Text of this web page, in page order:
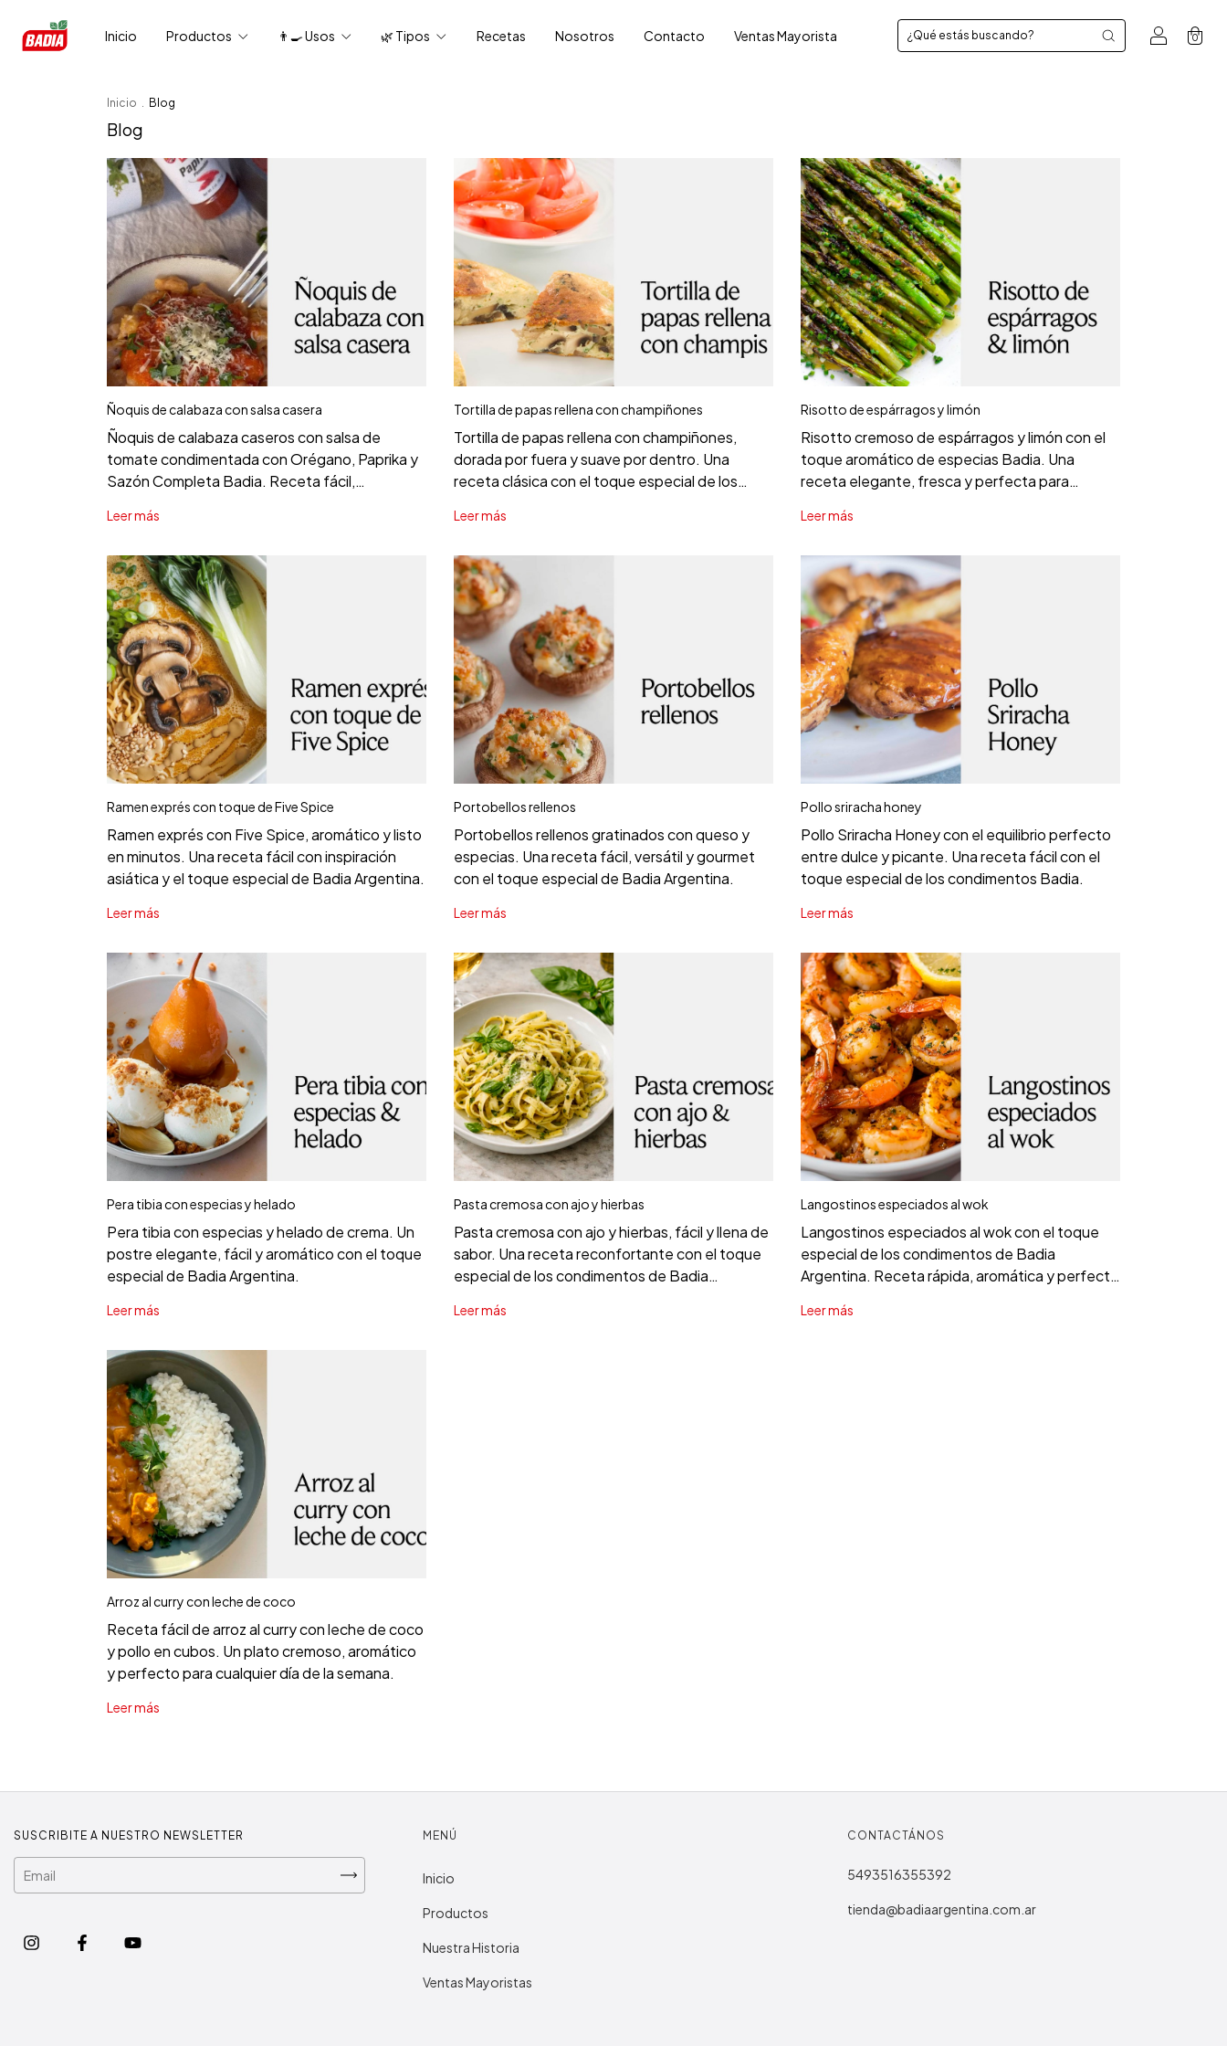
Inicio Productos 👨‍🍳 Usos 🌿 Tipos Recetas Nosotros Contacto Ventas Mayorista 0
Inicio Blog
Blog
Ñoquis de calabaza con salsa casera
Ñoquis de calabaza caseros con salsa de
tomate condimentada con Orégano, Paprika y
Sazón Completa Badia. Receta fácil,
Leer más
Tortilla de papas rellena con champiñones
Tortilla de papas rellena con champiñones,
dorada por fuera y suave por dentro. Una
receta clásica con el toque especial de los
Leer más
Risotto de espárragos y limón
Risotto cremoso de espárragos y limón con el
toque aromático de especias Badia. Una
receta elegante, fresca y perfecta para
Leer más
Ramen exprés con toque de Five Spice
Ramen exprés con Five Spice, aromático y listo
en minutos. Una receta fácil con inspiración
asiática y el toque especial de Badia Argentina.
Leer más
Portobellos rellenos
Portobellos rellenos gratinados con queso y
especias. Una receta fácil, versátil y gourmet
con el toque especial de Badia Argentina.
Leer más
Pollo sriracha honey
Pollo Sriracha Honey con el equilibrio perfecto
entre dulce y picante. Una receta fácil con el
toque especial de los condimentos Badia.
Leer más
Pera tibia con especias y helado
Pera tibia con especias y helado de crema. Un
postre elegante, fácil y aromático con el toque
especial de Badia Argentina.
Leer más
Pasta cremosa con ajo y hierbas
Pasta cremosa con ajo y hierbas, fácil y llena de
sabor. Una receta reconfortante con el toque
especial de los condimentos de Badia
Leer más
Langostinos especiados al wok
Langostinos especiados al wok con el toque
especial de los condimentos de Badia
Argentina. Receta rápida, aromática y perfecta
Leer más
Arroz al curry con leche de coco
Receta fácil de arroz al curry con leche de coco
y pollo en cubos. Un plato cremoso, aromático
y perfecto para cualquier día de la semana.
Leer más
SUSCRIBITE A NUESTRO NEWSLETTER MENÚ
Inicio
Productos
Nuestra Historia
Ventas Mayoristas
CONTACTÁNOS
5493516355392
tienda@badiaargentina.com.ar